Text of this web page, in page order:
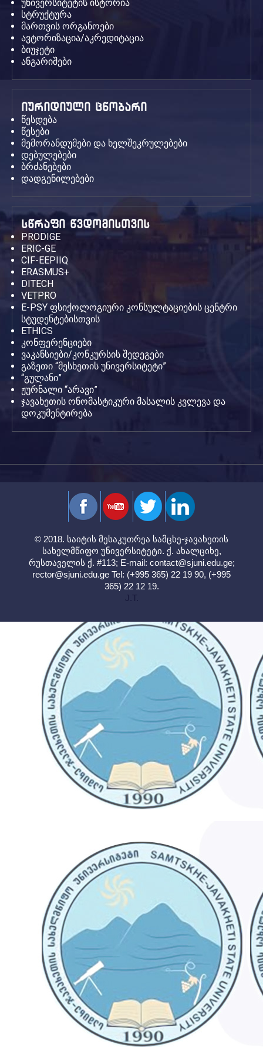
უნივერსიტეტის ისტორია
სტრუქტურა
მართვის ორგანოები
ავტორიზაცია/აკრედიტაცია
ბიუჯეტი
ანგარიშები
იურიდიული ცნობარი
წესდება
წესები
მემორანდუმები და ხელშეკრულებები
დებულებები
ბრძანებები
დადგენილებები
სწრაფი წვდომისთვის
PRODIGE
ERIC-GE
CIF-EEPIIQ
ERASMUS+
DITECH
VETPRO
E-PSY ფსიქოლოგიური კონსულტაციების ცენტრი
სტუდენტებისთვის
ETHICS
კონფერენციები
ვაკანსიები/კონკურსის შედეგები
გაზეთი “მესხეთის უნივერსიტეტი”
“გულანი”
ჟურნალი “არავი”
ჯავახეთის ონომასტიკური მასალის კვლევა და
დოკუმენტირება
© 2018. საიტის მესაკუთრეა სამცხე-ჯავახეთის
სახელმწიფო უნივერსიტეტი. ქ. ახალციხე,
რუსთაველის ქ. #113; E-mail: contact@sjuni.edu.ge;
rector@sjuni.edu.ge Tel: (+995 365) 22 19 90, (+995
365) 22 12 19.
J.T.